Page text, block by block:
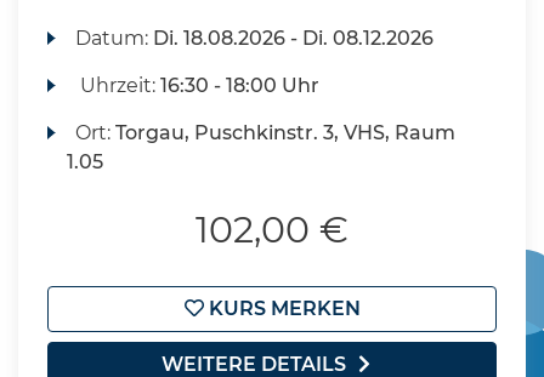
Datum: Di. 18.08.2026 - Di. 08.12.2026
Uhrzeit:16:30 - 18:00 Uhr
Ort:Torgau, Puschkinstr. 3, VHS, Raum
1.05
102,00 €
KURS MERKEN
WEITERE DETAILS